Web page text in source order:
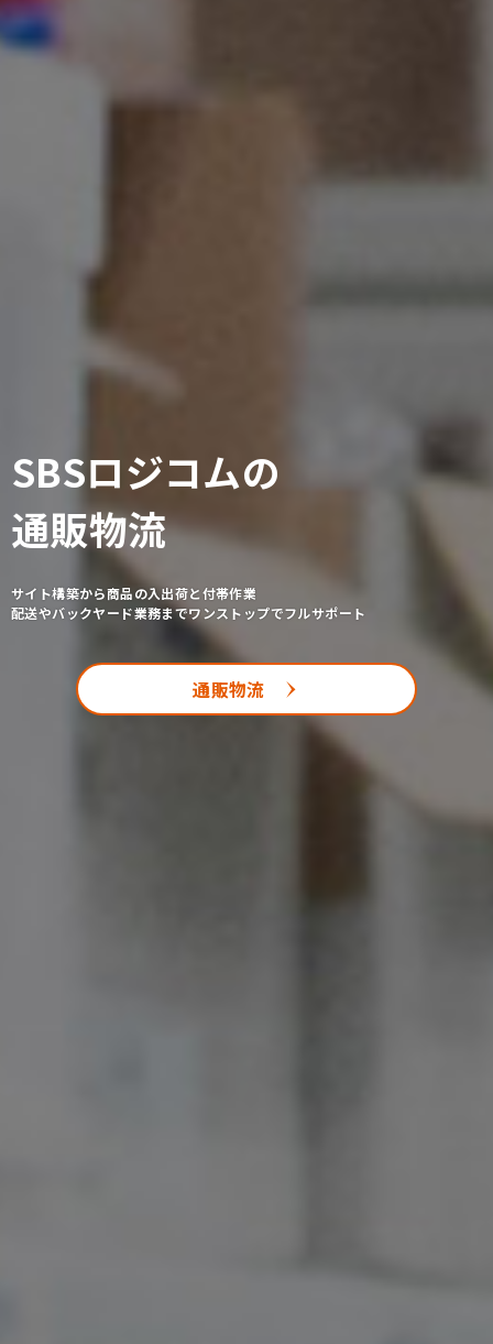
3PLサービス
SBSロジコムの
通販物流
サイト構築から商品の入出荷と付帯作業
配送やバックヤード業務までワンストップでフルサポート
通販物流
SBSロジコムの
トラック輸送
消費財から鉄道車両などの重量物、粉体・液体などの特殊輸送
さらに緊急時のトラック手配もどうぞご相談ください
トラック輸送
物流センター運営
採用情報